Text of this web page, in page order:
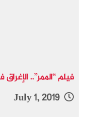
فيلم “الممر”..
July 1, 2019